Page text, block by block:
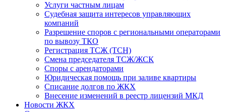
Услуги частным лицам
Судебная защита интересов управляющих
компаний
Разрешение споров с региональными операторами
по вывозу ТКО
Регистрация ТСЖ (ТСН)
Смена председателя ТСЖ/ЖСК
Споры с арендаторами
Юридическая помощь при заливе квартиры
Списание долгов по ЖКХ
Внесение изменений в реестр лицензий МКД
Новости ЖКХ